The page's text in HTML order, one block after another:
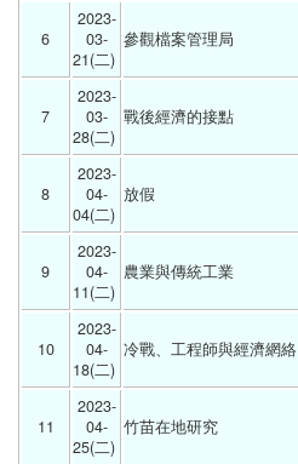
6
2023-
03-
21(二)
參觀檔案管理局
7
2023-
03-
28(二)
戰後經濟的接點
8
2023-
04-
04(二)
放假
9
2023-
04-
11(二)
農業與傳統工業
10
2023-
04-
18(二)
冷戰、工程師與經濟網絡
11
2023-
04-
25(二)
竹苗在地研究